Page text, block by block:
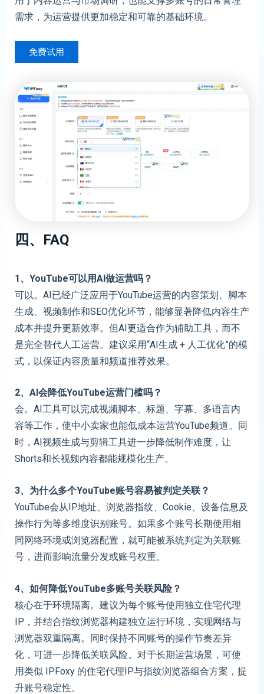
需求，为运营提供更加稳定和可靠的基础环境。
免费试用
四、 FAQ
1、YouTube可以用AI做运营吗？
可以。AI已经广泛应用于YouTube运营的内容策划、脚本
生成、视频制作和SEO优化环节，能够显著降低内容生产
成本并提升更新效率。但AI更适合作为辅助工具，而不
是完全替代人工运营。建议采用“AI生成 + 人工优化”的模
式，以保证内容质量和频道推荐效果。
2、AI会降低YouTube运营门槛吗？
会。AI工具可以完成视频脚本、标题、字幕、多语言内
容等工作，使中小卖家也能低成本运营YouTube频道。同
时，AI视频生成与剪辑工具进一步降低制作难度，让
Shorts和长视频内容都能规模化生产。
3、为什么多个YouTube账号容易被判定关联？
YouTube会从IP地址、浏览器指纹、Cookie、设备信息及
操作行为等多维度识别账号。如果多个账号长期使用相
同网络环境或浏览器配置，就可能被系统判定为关联账
号，进而影响流量分发或账号权重。
4、如何降低YouTube多账号关联风险？
核心在于环境隔离。建议为每个账号使用独立住宅代理
IP，并结合指纹浏览器构建独立运行环境，实现网络与
浏览器双重隔离。同时保持不同账号的操作节奏差异
化，可进一步降低关联风险。对于长期运营场景，可使
用类似 IPFoxy 的住宅代理IP与指纹浏览器组合方案，提
升账号稳定性。